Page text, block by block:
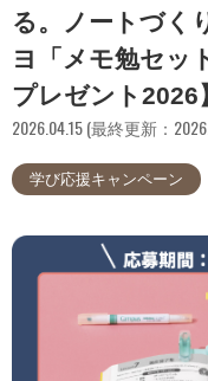
る。ノートづく
ヨ「メモ勉セッ
プレゼント2026
2026.04.15 (最終更新：
学び応援キャンペーン